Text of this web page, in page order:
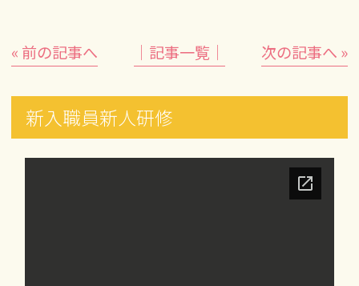
« 前の記事へ │記事一覧│ 次の記事へ »
新入職員新人研修